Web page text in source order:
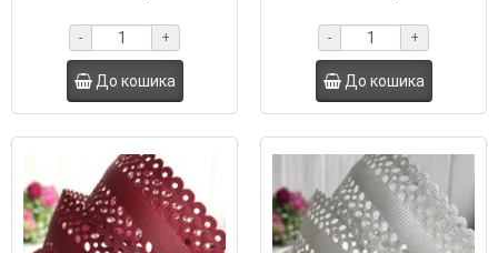
- +
До кошика
- +
До кошика